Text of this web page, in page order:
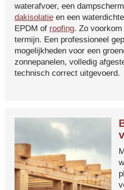
waterafvoer, een
dakisolatie en een
EPDM of roofing. Zo
termijn. Een professioneel
mogelijkheden voor een
zonnepanelen, volledig
technisch correct uitgevoerd.